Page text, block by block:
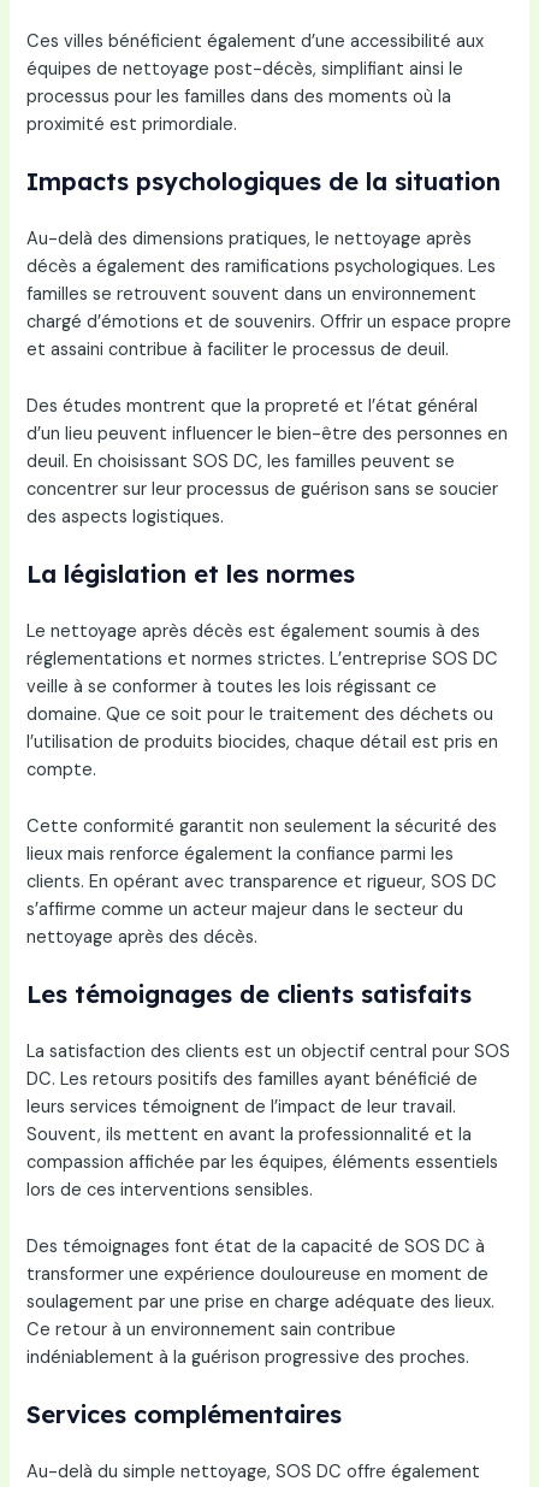
Ces villes bénéficient également d’une accessibilité aux
équipes de nettoyage post-décès, simplifiant ainsi le
processus pour les familles dans des moments où la
proximité est primordiale.
Impacts psychologiques de la situation
Au-delà des dimensions pratiques, le nettoyage après
décès a également des ramifications psychologiques. Les
familles se retrouvent souvent dans un environnement
chargé d’émotions et de souvenirs. Offrir un espace propre
et assaini contribue à faciliter le processus de deuil.
Des études montrent que la propreté et l’état général
d’un lieu peuvent influencer le bien-être des personnes en
deuil. En choisissant SOS DC, les familles peuvent se
concentrer sur leur processus de guérison sans se soucier
des aspects logistiques.
La législation et les normes
Le nettoyage après décès est également soumis à des
réglementations et normes strictes. L’entreprise SOS DC
veille à se conformer à toutes les lois régissant ce
domaine. Que ce soit pour le traitement des déchets ou
l’utilisation de produits biocides, chaque détail est pris en
compte.
Cette conformité garantit non seulement la sécurité des
lieux mais renforce également la confiance parmi les
clients. En opérant avec transparence et rigueur, SOS DC
s’affirme comme un acteur majeur dans le secteur du
nettoyage après des décès.
Les témoignages de clients satisfaits
La satisfaction des clients est un objectif central pour SOS
DC. Les retours positifs des familles ayant bénéficié de
leurs services témoignent de l’impact de leur travail.
Souvent, ils mettent en avant la professionnalité et la
compassion affichée par les équipes, éléments essentiels
lors de ces interventions sensibles.
Des témoignages font état de la capacité de SOS DC à
transformer une expérience douloureuse en moment de
soulagement par une prise en charge adéquate des lieux.
Ce retour à un environnement sain contribue
indéniablement à la guérison progressive des proches.
Services complémentaires
Au-delà du simple nettoyage, SOS DC offre également